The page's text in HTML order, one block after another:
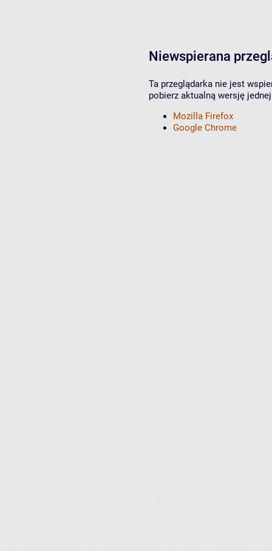
Niewspierana
Ta przeglądarka nie jest
pobierz aktualną wersję
Mozilla Firefox
Google Chrome